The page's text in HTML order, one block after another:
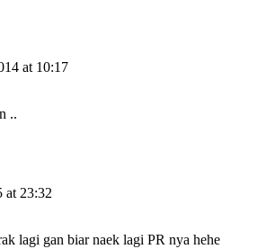
at 10:17
..
at 23:32
lagi gan biar naek lagi PR nya hehe